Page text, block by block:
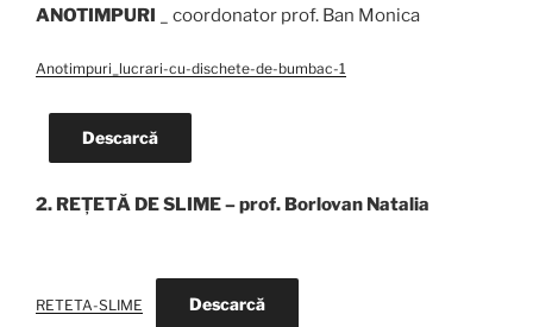
ANOTIMPURI _ coordonator prof. Ban Monica
Anotimpuri_lucrari-cu-dischete-de-bumbac-1
Descarcă
2. REȚETĂ DE SLIME – prof. Borlovan Natalia
RETETA-SLIME Descarcă